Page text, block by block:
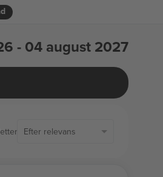
- 04 august 2027
Efter relevans